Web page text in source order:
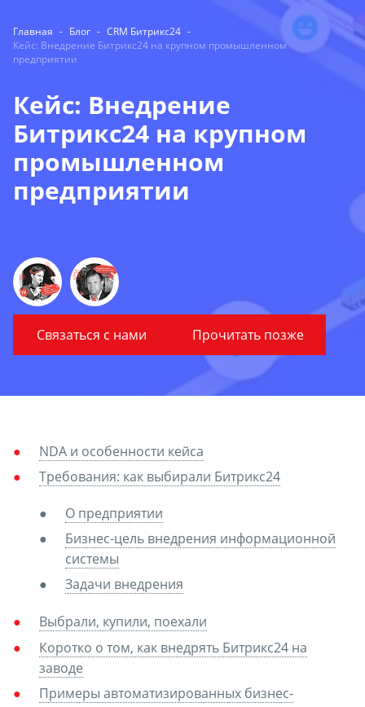
Главная - Блог - CRM Битрикс24 -
Кейс: Внедрение Битрикс24 на крупном промышленном
предприятии
Кейс: Внедрение
Битрикс24 на крупном
промышленном
предприятии
Связаться с нами Прочитать позже
NDA и особенности кейса
Требования: как выбирали Битрикс24
О предприятии
Бизнес-цель внедрения информационной
системы
Задачи внедрения
Выбрали, купили, поехали
Коротко о том, как внедрять Битрикс24 на
заводе
Примеры автоматизированных бизнес-